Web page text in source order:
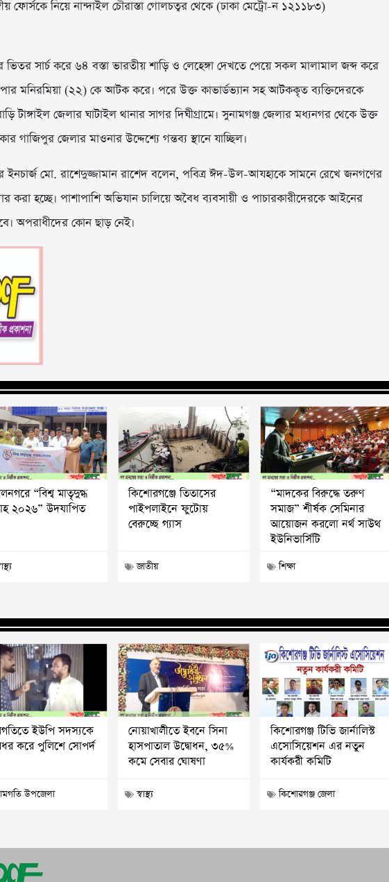
নিয়ে নান্দাইল চৌরাস্তা গোলচত্বর থেকে (ঢাকা মেট্রো-ন ১২১১৮৩)
সার্চ করে ৬৪ বস্তা ভারতীয় শাড়ি ও লেহেঙ্গা দেখতে পেয়ে সকল মালামাল জব্দ করে
মনিরমিয়া (২২) কে আটক করে। পরে উক্ত কাভার্ডভ্যান সহ আটককৃত ব্যক্তিদেরকে
টাঙ্গাইল জেলার ঘাটাইল থানার সাগর দিঘীগ্রামে। সুনামগঞ্জ জেলার মধ্যনগর থেকে উক্ত
গাজিপুর জেলার মাওনার উদ্দেশ্যে গন্তব্য স্থানে যাচ্ছিল।
ইনচার্জ মো. রাশেদুজ্জামান রাশেদ বলেন, পবিত্র ঈদ-উল-আযহাকে সামনে রেখে জনগণের
করা হচ্ছে। পাশাপাশি অভিযান চালিয়ে অবৈধ ব্যবসায়ী ও পাচারকারীদেরকে আইনের
অপরাধীদের কোন ছাড় নেই।
“বিশ্ব মাতৃদুগ্ধ
২০২৬” উদযাপিত
কিশোরগঞ্জে তিতাসের
পাইপলাইনে ফুটোয়
বেরুচ্ছে গ্যাস
জাতীয়
“মাদকের বিরুদ্ধে তরুণ
সমাজ” শীর্ষক সেমিনার
আয়োজন করলো নর্থ সাউথ
ইউনিভার্সিটি
শিক্ষা
ইউপি সদস্যকে
করে পুলিশে সোপর্দ
উপজেলা
নোয়াখালীতে ইবনে সিনা
হাসপাতাল উদ্বোধন, ৩৫%
কমে সেবার ঘোষণা
স্বাস্থ্য
কিশোরগঞ্জ টিভি জার্নালিস্ট
এসোসিয়েশন এর নতুন
কার্যকরী কমিটি
কিশোরগঞ্জ জেলা